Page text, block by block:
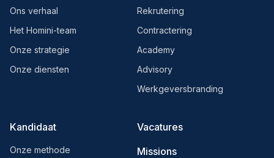
Ons verhaal
Het Homini-team
Onze strategie
Onze diensten
Rekrutering
Contractering
Academy
Advisory
Werkgeversbranding
Kandidaat
Onze methode
Vacatures
Missions